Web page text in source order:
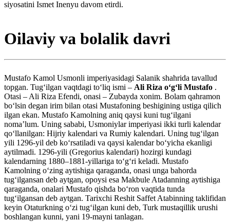
siyosatini Ismet Inenyu davom etirdi.
Oilaviy va bolalik davri
Mustafo Kamol Usmonli imperiyasidagi Salanik shahrida tavallud
topgan. Tugʻilgan vaqtdagi toʻliq ismi – Ali Riza oʻgʻli Mustafo .
Otasi – Ali Riza Efendi, onasi – Zubayda xonim. Bolam qahramon
boʻlsin degan irim bilan otasi Mustafoning beshigining ustiga qilich
ilgan ekan. Mustafo Kamolning aniq qaysi kuni tugʻilgani
nomaʼlum. Uning sababi, Usmoniylar imperiyasi ikki turli kalendar
qoʻllanilgan: Hijriy kalendari va Rumiy kalendari. Uning tugʻilgan
yili 1296-yil deb koʻrsatiladi va qaysi kalendar boʻyicha ekanligi
aytilmadi. 1296-yili (Gregorius kalendari) hozirgi kundagi
kalendarning 1880–1881-yillariga toʻgʻri keladi. Mustafo
Kamolning oʻzing aytishiga qaraganda, onasi unga bahorda
tugʻilgansan deb aytgan, opoysi esa Makbule Atadanning aytishiga
qaraganda, onalari Mustafo qishda boʻron vaqtida tunda
tugʻilgansan deb aytgan. Tarixchi Reshit Saffet Atabinning taklifidan
keyin Otaturkning oʻzi tugʻilgan kuni deb, Turk mustaqillik urushi
boshlangan kunni, yani 19-mayni tanlagan.